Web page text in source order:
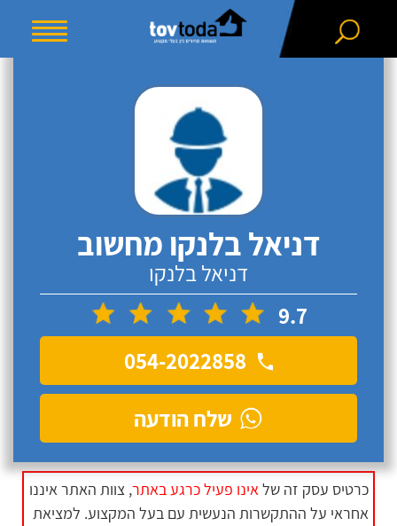
כרטיס עסק זה שלאינו פעיל כרגע באתר, צוות האתר איננו
אחראי על ההתקשרות הנעשית עם בעל המקצוע. למציאת
דניאל בלנקו מחשוב
דניאל בלנקו
9.7
054-2022858
שלח הודעה